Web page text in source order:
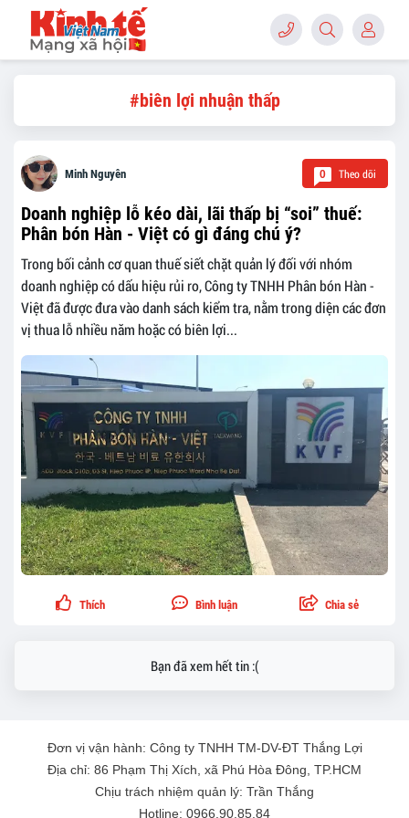
#biên lợi nhuận thấp
Minh Nguyên 0 Theo dõi
Doanh nghiệp lỗ kéo dài, lãi thấp bị “soi” thuế:
Phân bón Hàn - Việt có gì đáng chú ý?
Trong bối cảnh cơ quan thuế siết chặt quản lý đối với nhóm
doanh nghiệp có dấu hiệu rủi ro, Công ty TNHH Phân bón Hàn -
Việt đã được đưa vào danh sách kiểm tra, nằm trong diện các đơn
vị thua lỗ nhiều năm hoặc có biên lợi...
Thích Bình luận Chia sẻ
Bạn đã xem hết tin :(
Đơn vị vận hành: Công ty TNHH TM-DV-ĐT Thắng Lợi
Địa chỉ: 86 Phạm Thị Xích, xã Phú Hòa Đông, TP.HCM
Chịu trách nhiệm quản lý: Trần Thắng
Hotline: 0966.90.85.84